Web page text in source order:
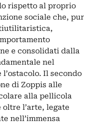
rispetto al proprio
sociale che, pur
e consolidati dalla
nel
Il secondo
di Zoppis alle
alla pellicola
oltre l’arte, legate
nell’immensa